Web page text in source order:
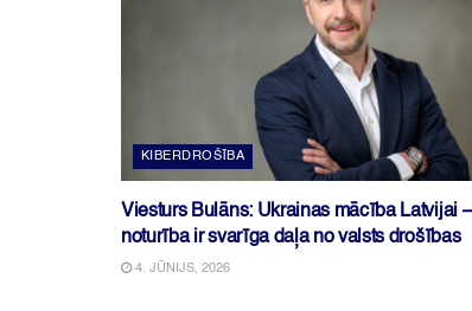
KIBERDROŠĪBA
Viesturs Bulāns: Ukrainas mācība Latvijai
noturība ir svarīga daļa no valsts drošības
4. JŪNIJS, 2026